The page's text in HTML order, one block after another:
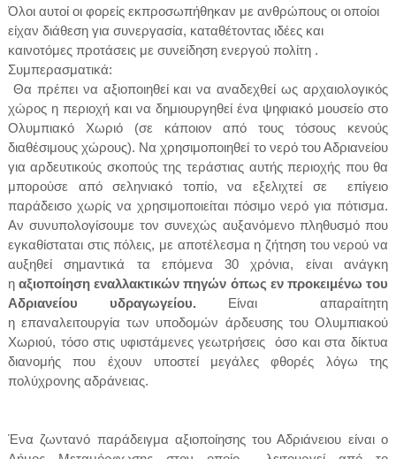
Όλοι αυτοί οι φορείς εκπροσωπήθηκαν με ανθρώπους οι οποίοι
είχαν διάθεση για συνεργασία, καταθέτοντας ιδέες και
καινοτόμες προτάσεις με συνείδηση ενεργού πολίτη .
Συμπερασματικά:
Θα πρέπει να αξιοποιηθεί και να αναδεχθεί ως αρχαιολογικός
χώρος η περιοχή και να δημιουργηθεί ένα ψηφιακό μουσείο στο
Ολυμπιακό Χωριό (σε κάποιον από τους τόσους κενούς
διαθέσιμους χώρους). Να χρησιμοποιηθεί το νερό του Αδριανείου
για αρδευτικούς σκοπούς της τεράστιας αυτής περιοχής που θα
μπορούσε από σεληνιακό τοπίο, να εξελιχτεί σε επίγειο
παράδεισο χωρίς να χρησιμοποιείται πόσιμο νερό για πότισμα.
Αν συνυπολογίσουμε τον συνεχώς αυξανόμενο πληθυσμό που
εγκαθίσταται στις πόλεις, με αποτέλεσμα η ζήτηση του νερού να
αυξηθεί σημαντικά τα επόμενα 30 χρόνια, είναι ανάγκη
ηαξιοποίηση εναλλακτικών πηγών όπως εν προκειμένω του
Αδριανείου υδραγωγείου. Είναι απαραίτητη
η επαναλειτουργία των υποδομών άρδευσης του Ολυμπιακού
Χωριού, τόσο στις υφιστάμενες γεωτρήσεις όσο και στα δίκτυα
διανομής που έχουν υποστεί μεγάλες φθορές λόγω της
πολύχρονης αδράνειας.
Ένα ζωντανό παράδειγμα αξιοποίησης του Αδριάνειου είναι ο